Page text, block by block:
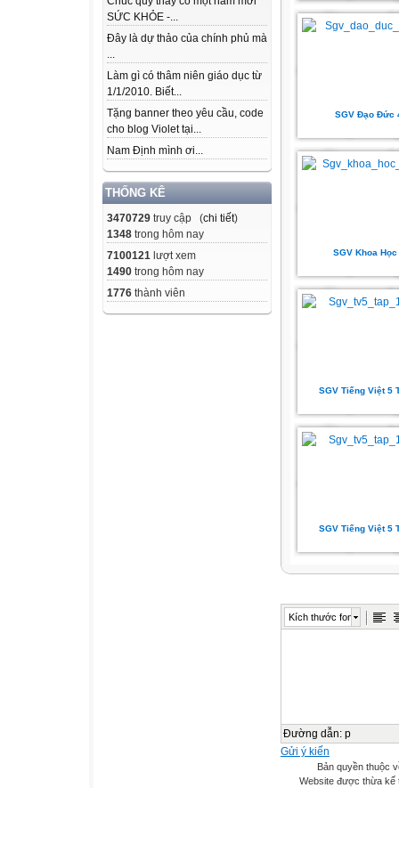
SỨC KHỎE -...
Đây là dự thảo của chính phủ mà
...
Làm gì có thâm niên giáo dục từ
1/1/2010. Biết...
Tặng banner theo yêu cầu, code
cho blog Violet tại...
Nam Định mình ơi...
THỐNG KÊ
3470729 truy cập (chi tiết)
1348 trong hôm nay
7100121 lượt xem
1490 trong hôm nay
1776 thành viên
SGV Đạo Đức
SGV Khoa Học
SGV Tiếng Việt 5
SGV Tiếng Việt 5
Kích thước font
Đường dẫn: p
Gửi ý kiến
Bản quyền thuộc
Website được thừa